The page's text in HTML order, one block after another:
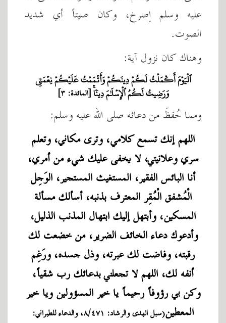
عليه وسلم اِصرخ، وكان صيتاً أي شديد
الصوت.
وهناك كان نزول آية:
ٱلۡيَوۡمَ أَكۡمَلۡتُ لَكُمۡ دِينَكُمۡ وَأَتۡمَمۡتُ عَلَيۡكُمۡ نِعۡمَتِي
وَرَضِيتُ لَكُمُ ٱلۡإِسۡلَٰمَ دِينٗاۚ[المائدة: ٣]
ومما حُفظَ من دعائه صلى الله عليه وسلم:
اللهم إنك تسمع كلامي، وترى مكاني، وتعلم
سري وعلانيتي، لا يخفى عليك شيء من أمري،
أنا البائس الفقير، المستغيث المستجير، الوَجِل
الْمُشفق الْمُقِر المعترف بذنبه، أسألك مسألة
المسكين، وأبتهل إليك ابتهال المذنب الذليل،
وأدعوك دعاء الخائف الضرير، من خضعت لك
رقبته، وفاضت لك عبرته، وذل جسده، ورَغِم
أنفه لك، اللهم لا تجعلني بدعائك رب شقياً،
وكن بي رؤوفاً رحيماً يا خير المسؤولين ويا خير
المعطين
(سبل الهدى والرشاد: ٨/٤٧١، والدعاء للطبراني: